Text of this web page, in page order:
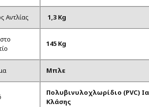
Αντλίας 1,3 Kg
145 Kg
Μπλε
Πολυβινυλοχλωρίδιο (PVC)
Κλάσης